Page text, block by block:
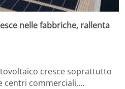
nelle fabbriche, rallenta
cresce soprattutto
centri commerciali,…